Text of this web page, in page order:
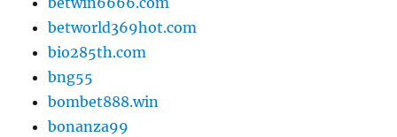
betworld369hot.com
bio285th.com
bng55
bombet888.win
bonanza99